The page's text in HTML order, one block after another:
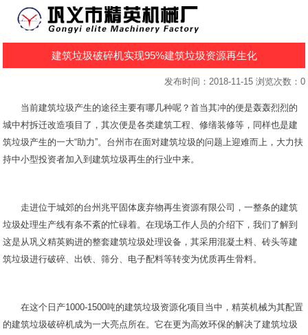
建筑垃圾破碎机实现95%建筑垃圾资源再生化
发布时间：2018-11-15 浏览次数： 0
当前建筑垃圾产生的途径主要有哪几种呢？首当其冲的便是轰轰烈烈的
城中村拆迁改造项目了，其次便是各类建筑工程、修缮装修等，同样也是建
筑垃圾产生的一大“助力”。台州市在面对建筑垃圾的问题上迎难而上，大力扶
持中小型投资者加入到建筑垃圾再生的行业中来。
走进位于城郊的台州兆平固体废弃物再生资源有限公司，一整条的建筑
垃圾处理生产线有条不紊的忙碌着。在现场工作人员的介绍下，我们了解到
这是从巩义精英购进的整套建筑垃圾处理设备，其采用混凝土料、砖头等建
筑垃圾进行破碎、出铁、筛分、电子配料等转变为优质再生骨料。
在这个日产1000-1500吨的建筑垃圾资源化项目当中，精英机械为其配置
的建筑垃圾破碎机成为一大亮点所在。它在更为高效环保的解决了建筑垃圾